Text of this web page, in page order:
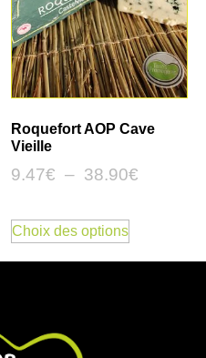
Roquefort AOP Cave
Vieille
9.47€ – 38.90€
Choix des options